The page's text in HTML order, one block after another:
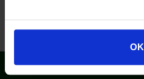
OK